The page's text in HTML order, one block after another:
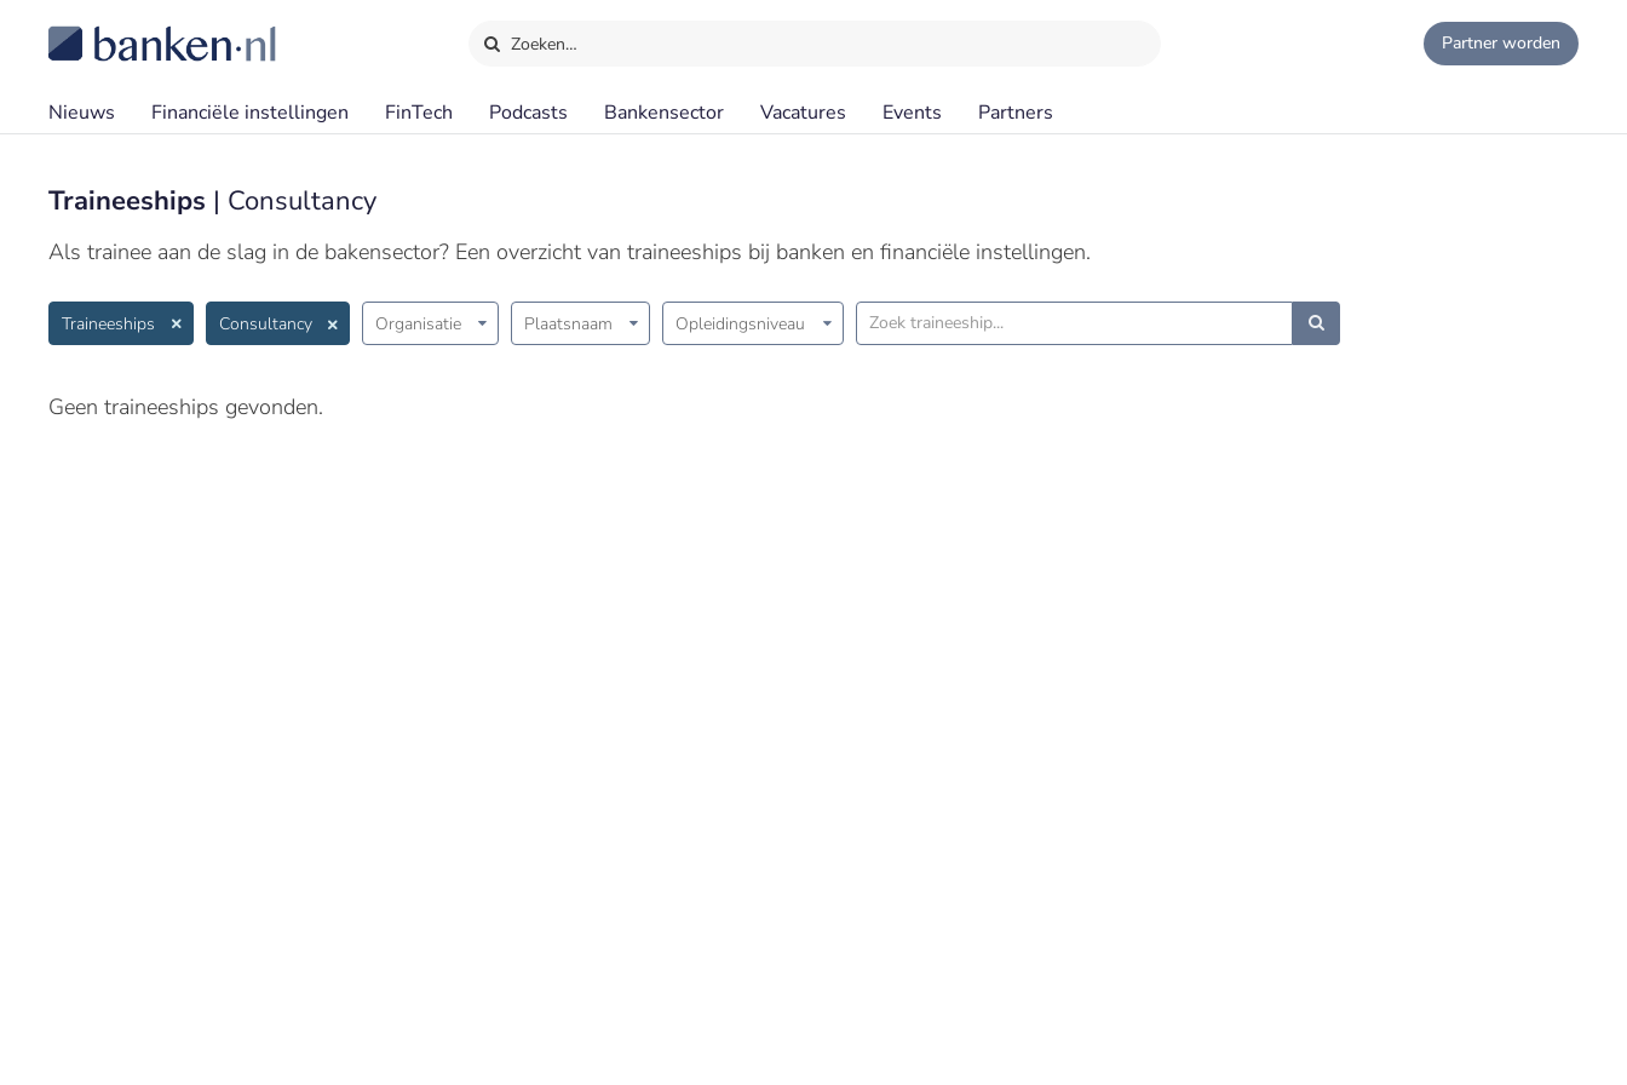
Zoeken… Partner worden
Nieuws Financiële instellingen FinTech Podcasts Bankensector Vacatures Events Partners
Traineeships | Consultancy
Als trainee aan de slag in de bakensector? Een overzicht van traineeships bij banken en financiële instellingen.
Traineeships Consultancy Organisatie Plaatsnaam Opleidingsniveau
Geen traineeships gevonden.